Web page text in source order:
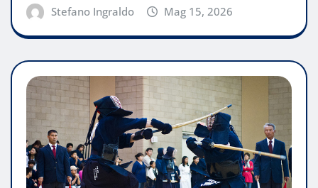
Stefano Ingraldo Mag 15, 2026